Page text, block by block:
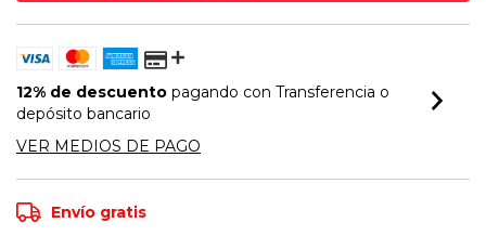
12% de descuento pagando con Transferencia o
depósito bancario
VER MEDIOS DE PAGO
Envío gratis